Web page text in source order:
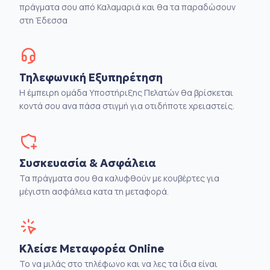
πράγματα σου από Καλαμαριά και θα τα παραδώσουν
στη Έδεσσα
Τηλεφωνική Εξυπηρέτηση
Η έμπειρη ομάδα Υποστήριξης Πελατών θα βρίσκεται
κοντά σου ανα πάσα στιγμή για οτιδήποτε χρειαστείς.
Συσκευασία & Ασφάλεια
Τα πράγματα σου θα καλυφθούν με κουβέρτες για
μέγιστη ασφάλεια κατα τη μεταφορά.
Κλείσε Μεταφορέα Online
Το να μιλάς στο τηλέφωνο και να λες τα ίδια είναι